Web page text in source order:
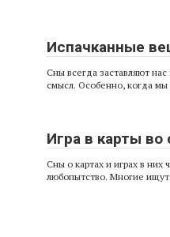
Испачканные
Сны всегда заставляют
смысл. Особенно, когда
Игра в карты во
Сны о картах и играх в них
любопытство. Многие ищут